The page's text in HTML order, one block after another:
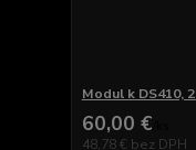
Modul k DS410,
60,00 €
48,78 € bez DPH